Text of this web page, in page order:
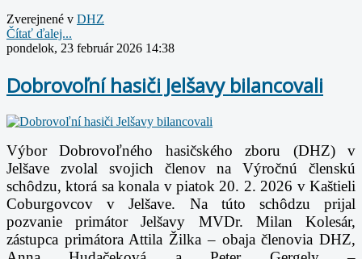
Zverejnené v DHZ
Čítať ďalej...
pondelok, 23 február 2026 14:38
Dobrovoľní hasiči Jelšavy bilancovali
Výbor Dobrovoľného hasičského zboru (DHZ) v
Jelšave zvolal svojich členov naVýročnú členskú
schôdzu, ktorá sa konala v piatok 20. 2. 2026 v Kaštieli
Coburgovcov vJelšave. Na túto schôdzu prijal
pozvanie primátor Jelšavy MVDr. Milan Kolesár,
zástupca primátora Attila Žilka– obaja členovia DHZ,